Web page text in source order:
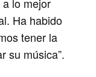
Ha habido
tener la
su música”.